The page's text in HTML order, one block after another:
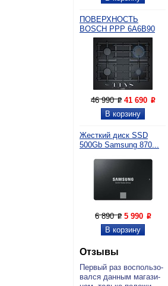
ПОВЕРХНОСТЬ
BOSCH PPP 6A6B90
46 990P 41 690 P
Жесткий диск SSD
500Gb Samsung 870...
6 890P 5 990 P
Отзывы
Пер­вый раз вос­поль­зо­
вал­ся дан­ным ма­га­зи­